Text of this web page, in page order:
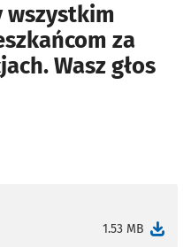
wszystkim
za
Wasz głos
1.53 MB